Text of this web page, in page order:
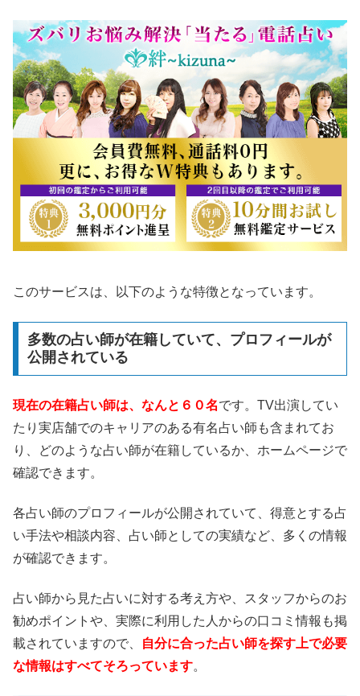
このサービスは、以下のような特徴となっています。
多数の占い師が在籍していて、プロフィールが
公開されている
現在の在籍占い師は、なんと６０名です。TV出演してい
たり実店舗でのキャリアのある有名占い師も含まれてお
り、どのような占い師が在籍しているか、ホームページで
確認できます。
各占い師のプロフィールが公開されていて、得意とする占
い手法や相談内容、占い師としての実績など、多くの情報
が確認できます。
占い師から見た占いに対する考え方や、スタッフからのお
勧めポイントや、実際に利用した人からの口コミ情報も掲
載されていますので、
自分に合った占い師を探す上で必要
な情報はすべてそろっています。